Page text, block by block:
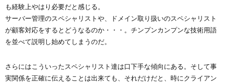
も経験上やはり必要だと感じる。
サーバー管理のスペシャリストや、ドメイン取り扱いのスペシャリスト
が顧客対応をするとどうなるのか・・・。チンプンカンプンな技術用語
を並べて説明し始めてしまうのだ。
さらにはこういったスペシャリスト達は口下手な傾向にある。そして事
実関係を正確に伝えることは出来ても、それだけだと、時にクライアン